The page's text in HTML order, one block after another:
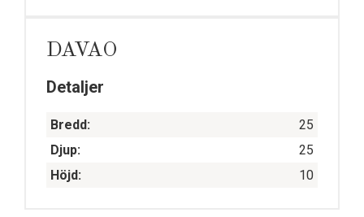
DAVAO
Detaljer
Bredd:
25
Djup:
25
Höjd:
10